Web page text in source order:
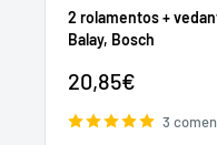
2 rolamentos +
Balay, Bosch
Preço
venda
20,85€
3